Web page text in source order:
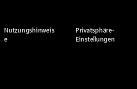
Nutzungshinweis
e
Privatsphäre-
Einstellungen